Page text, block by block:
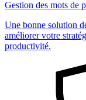
Gestion des mots de
Une bonne solution
améliorer votre
productivité.